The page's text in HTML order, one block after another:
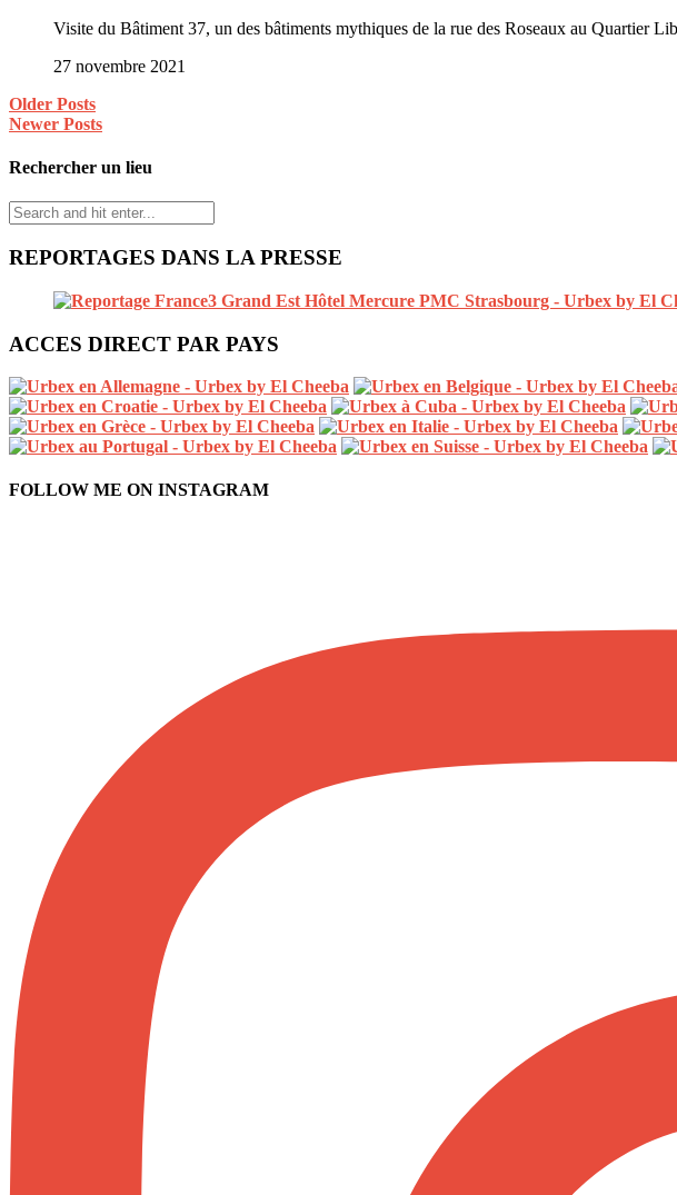
Visite du Bâtiment 37, un des bâtiments mythiques de la rue des Roseaux au Quartier
27 novembre 2021
Older Posts
Newer Posts
Rechercher un lieu
REPORTAGES DANS LA PRESSE
ACCES DIRECT PAR PAYS
FOLLOW ME ON INSTAGRAM